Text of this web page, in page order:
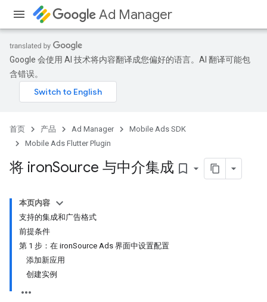
Ad Manager
Google 会使用 AI 技术将内容翻译成您偏好的语言。AI 翻译可能包
含错误。
首页 产品 Ad Manager
Mobile Ads SDK
Mobile Ads Flutter Plugin
将 ironSource 与中介集成 bookmark_border
本页内容
支持的集成和广告格式
前提条件
第 1 步：在 ironSource Ads 界面中设置配置
添加新应用
创建实例